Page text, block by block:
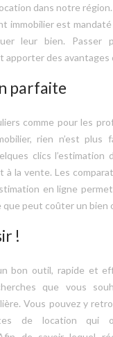
dans notre
immobilier est
leur bien. Passer
apporter des avantages
parfaite
comme pour les
rien n’est plus
clics l’estimation
à la vente. Les
en ligne
que peut coûter un bien
!
bon outil, rapide et
que vous
Vous pouvez y
de location qui